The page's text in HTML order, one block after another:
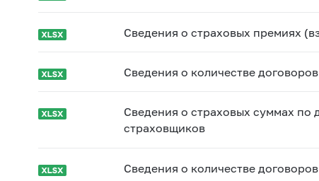
Сведения о страховых премиях
Сведения о количестве
Сведения о страховых суммах по
страховщиков
Сведения о количестве